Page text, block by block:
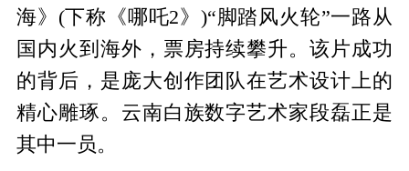
海》(下称《哪吒2》)“脚踏风火轮”一路从
国内火到海外，票房持续攀升。该片成功
的背后，是庞大创作团队在艺术设计上的
精心雕琢。云南白族数字艺术家段磊正是
其中一员。